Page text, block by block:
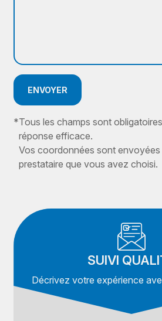
ENVOYER
*Tous les champs sont
réponse efficace.
Vos coordonnées sont envoyées
prestataire que vous avez choisi.
SUIVI
Décrivez votre expérience